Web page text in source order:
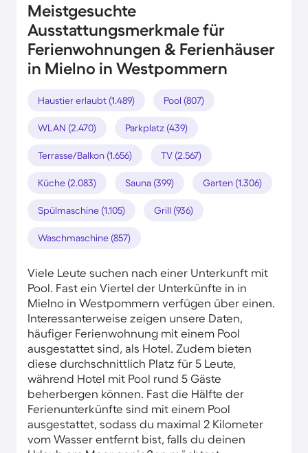
Meistgesuchte
Ausstattungsmerkmale für
Ferienwohnungen & Ferienhäuser
in Mielno in Westpommern
Haustier erlaubt (1.489) Pool (807)
WLAN (2.470) Parkplatz (439)
Terrasse/Balkon (1.656) TV (2.567)
Küche (2.083) Sauna (399) Garten (1.306)
Spülmaschine (1.105) Grill (936)
Waschmaschine (857)
Viele Leute suchen nach einer Unterkunft mit
Pool. Fast ein Viertel der Unterkünfte in in
Mielno in Westpommern verfügen über einen.
Interessanterweise zeigen unsere Daten,
häufiger Ferienwohnung mit einem Pool
ausgestattet sind, als Hotel. Zudem bieten
diese durchschnittlich Platz für 5 Leute,
während Hotel mit Pool rund 5 Gäste
beherbergen können. Fast die Hälfte der
Ferienunterkünfte sind mit einem Pool
ausgestattet, sodass du maximal 2 Kilometer
vom Wasser entfernt bist, falls du deinen